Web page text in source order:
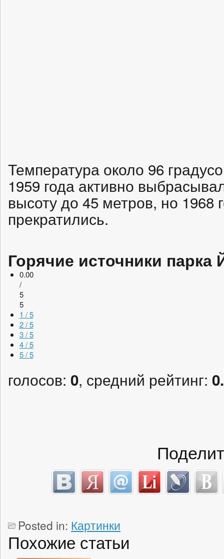
Температура около 96
1959 года активно
высоту до 45 метров, но 1968
прекратились.
Горячие источники парка
0.00
/
5
5
1 / 5
2 / 5
3 / 5
4 / 5
5 / 5
голосов: 0, средний рейтинг:
Posted in: Картинки
Похожие статьи